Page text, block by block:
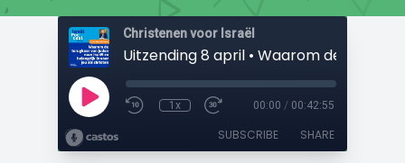
Christenen voor Israël
1x 00:00 / 00:42:55
SUBSCRIBE SHARE